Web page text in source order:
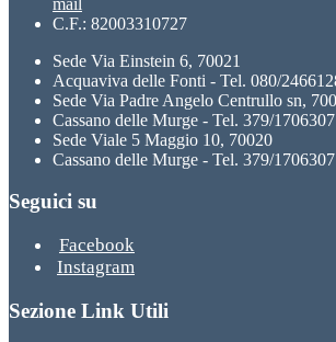
C.F.: 82003310727
Sede Via Einstein 6, 70021
Acquaviva delle Fonti - Tel. 080/
Sede Via Padre Angelo Centrullo sn,
Cassano delle Murge - Tel. 379/1706307
Sede Viale 5 Maggio 10, 70020
Cassano delle Murge - Tel. 379/1706307
Seguici su
Facebook
Instagram
Sezione Link Utili